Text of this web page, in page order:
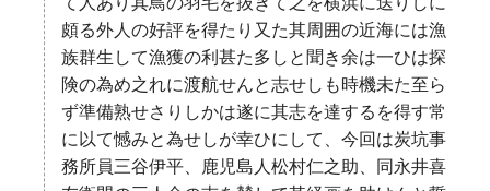
頗る外人の好評を得たり又た其周囲の近海には漁
族群生して漁獲の利甚た多しと聞き余は一ひは探
険の為め之れに渡航せんと志せしも時機未た至ら
ず準備熟せさりしかは遂に其志を達するを得す常
に以て憾みと為せしが幸ひにして、今回は炭坑事
務所員三谷伊平、鹿児島人松村仁之助、同永井喜